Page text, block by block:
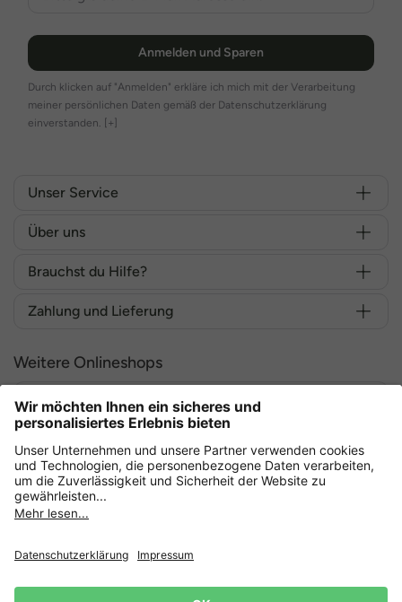
Anmelden und Sparen
Durch klicken auf "Anmelden" erkläre ich mich mit der Verarbeitung
meiner persönlichen Daten gemäß der Datenschutzerklärung
einverstanden. [+]
Unser Service
Über uns
Brauchst du Hilfe?
Zahlung und Lieferung
Weitere Onlineshops
Deutschland
Sicher einkaufen mit